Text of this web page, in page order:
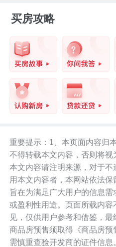
买房攻略
重要提示：1、本页面内容归
不得转载本文内容，否则将视
本文内容请注明来源，对于
用本文内容者，本网站依法保
旨在为满足广大用户的信息
或盈利性用途。页面所载内
见，仅供用户参考和借鉴，最
商品房预售须取得《商品房
需慎重查验开发商的证件信